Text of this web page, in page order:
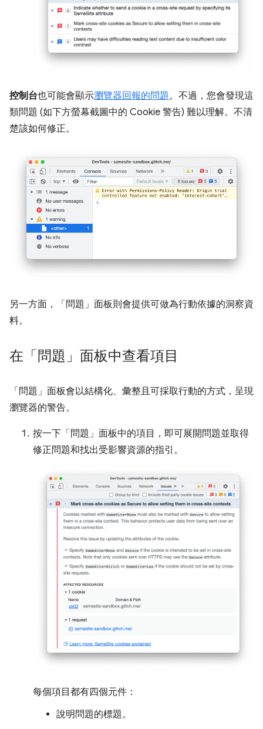
控制台也可能會顯示瀏覽器回報的問題。不過，您會發現這
類問題 (如下方螢幕截圖中的 Cookie 警告) 難以理解。不清
楚該如何修正。
另一方面，「問題」 面板則會提供可做為行動依據的洞察資
料。
在「問題」面板中查看項目
「問題」 面板會以結構化、彙整且可採取行動的方式，呈現
瀏覽器的警告。
按一下「問題」 面板中的項目，即可展開問題並取得
修正問題和找出受影響資源的指引。
每個項目都有四個元件：
說明問題的標題。